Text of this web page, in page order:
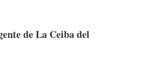
de La Ceiba del